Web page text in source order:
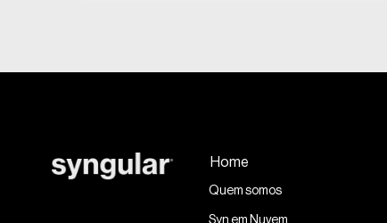
Home
Quem somos
Syn em Nuvem